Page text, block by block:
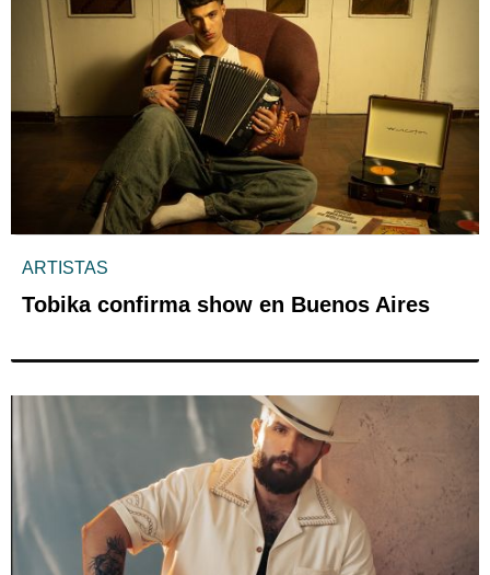
ARTISTAS
Tobika confirma show en Buenos Aires